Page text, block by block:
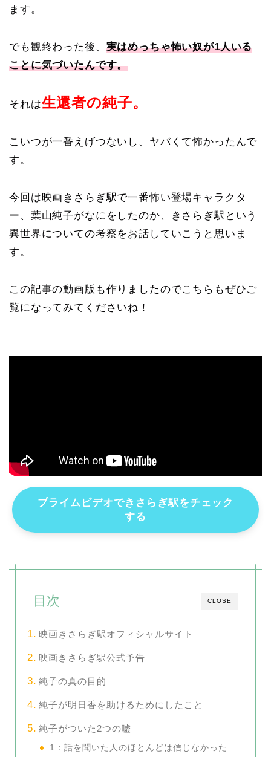
ます。
でも観終わった後、 実はめっちゃ怖い奴が1人いる
ことに気づいたんです。
それは生還者の純子。
こいつが一番えげつないし、ヤバくて怖かったんで
す。
今回は映画きさらぎ駅で一番怖い登場キャラクタ
ー、葉山純子がなにをしたのか、きさらぎ駅という
異世界についての考察をお話していこうと思いま
す。
この記事の動画版も作りましたのでこちらもぜひご
覧になってみてくださいね！
プライムビデオできさらぎ駅をチェック
する
CLOSE
目次
映画きさらぎ駅オフィシャルサイト
映画きさらぎ駅公式予告
純子の真の目的
純子が明日香を助けるためにしたこと
純子がついた2つの嘘
1：話を聞いた人のほとんどは信じなかった